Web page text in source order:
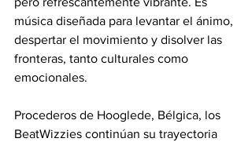
música diseñada para levantar el ánimo,
despertar el movimiento y disolver las
fronteras, tanto culturales como
emocionales.
Procederos de Hooglede, Bélgica, los
BeatWizzies continúan su trayectoria